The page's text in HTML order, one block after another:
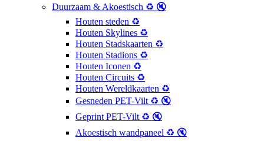
Duurzaam & Akoestisch ♻️ 🔇
Houten steden ♻️
Houten Skylines ♻️
Houten Stadskaarten ♻️
Houten Stadions ♻️
Houten Iconen ♻️
Houten Circuits ♻️
Houten Wereldkaarten ♻️
Gesneden PET-Vilt ♻️ 🔇
Geprint PET-Vilt ♻️ 🔇
Akoestisch wandpaneel ♻️ 🔇